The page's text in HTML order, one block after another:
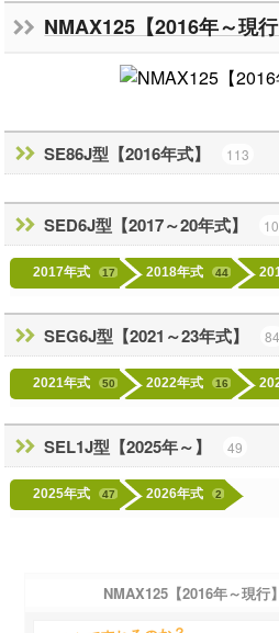
NMAX125【2016年～現行
SE86J型【2016年式】 113
SED6J型【2017～20年式】
2017年式 17 2018年式 44
SEG6J型【2021～23年式】 84
2021年式 50 2022年式 16
SEL1J型【2025年～】 49
2025年式 47 2026年式 2
NMAX125【2016年～現行】